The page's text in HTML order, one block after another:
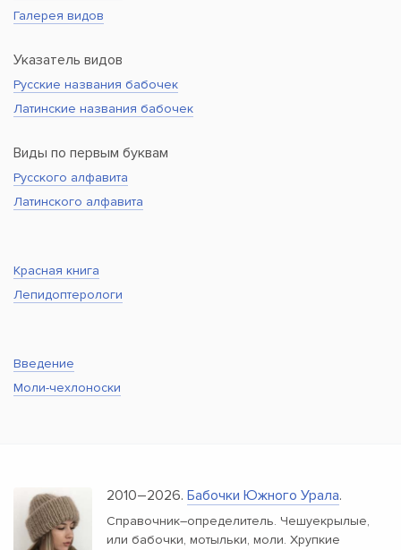
Галерея видов
Указатель видов
Русские названия бабочек
Латинские названия бабочек
Виды по первым буквам
Русского алфавита
Латинского алфавита
Красная книга
Лепидоптерологи
Введение
Моли-чехлоноски
2010–2026. Бабочки Южного Урала.
Справочник–определитель. Чешуекрылые,
или бабочки, мотыльки, моли. Хрупкие